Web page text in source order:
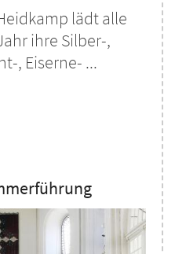
lädt alle
ihre Silber-,
, Eiserne- ...